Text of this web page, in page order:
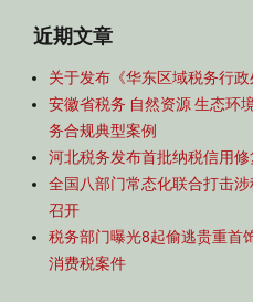
近期文章
关于发布《华东区域税务行
安徽省税务 自然资源 生态环
务合规典型案例
河北税务发布首批纳税信用修
全国八部门常态化联合打击
召开
税务部门曝光8起偷逃贵重首
消费税案件